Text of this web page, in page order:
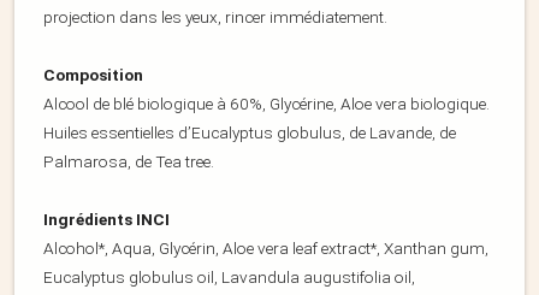
projection dans les yeux, rincer immédiatement.
Composition
Alcool de blé biologique à 60%, Glycérine, Aloe vera biologique.
Huiles essentielles d’Eucalyptus globulus, de Lavande, de
Palmarosa, de Tea tree.
Ingrédients INCI
Alcohol*, Aqua, Glycérin, Aloe vera leaf extract*, Xanthan gum,
Eucalyptus globulus oil, Lavandula augustifolia oil,